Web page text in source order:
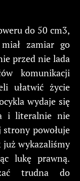
do 50 cm3,
zamiar go
przed nie lada
komunikacji
ułatwić życie
wydaje się
i literalnie nie
powołuje
wykazaliśmy
lukę prawną.
trudna do